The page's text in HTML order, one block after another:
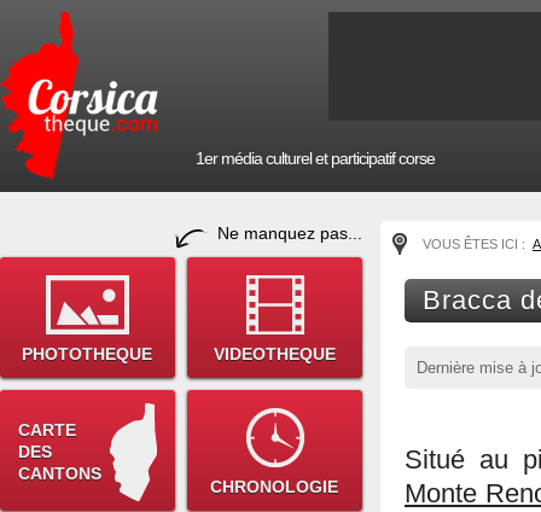
1er média culturel et participatif corse
Ne manquez pas...
PHOTOTHEQUE VIDEOTHEQUE
CARTE
DES
CANTONS
CHRONOLOGIE
VOUS ÊTES ICI :
Bracca
Dernière mise à
Situé au
Monte